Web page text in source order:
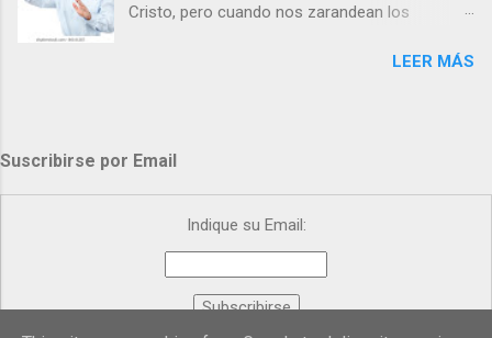
Cristo, pero cuando nos zarandean los
“¿Dónde estás, Señor, que no te veo, que me
tumba vacía, y yo estoy Resucitado. No me ves
porque lloras tus problemas y no gozas de la
vida. ¿Cómo puedes creer que Yo dejo a nadie
sólo con los dolores de la vida? Debes
resucitar conmigo. Renueva tus ojos para
poder verme, renueva tu fe para poder creer
LEER MÁS
Suscribirse por Email
Indique su Email: